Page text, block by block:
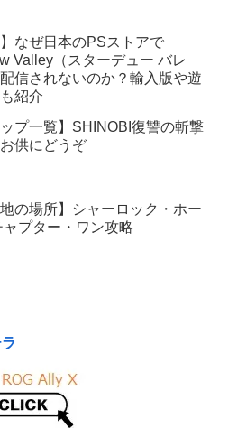
】なぜ日本のPSストアで
Valley（スターデュー バレ
信されないのか？輸入版や遊
紹介
ップ一覧】SHINOBI復讐の斬撃
供にどうぞ
地の場所】シャーロック・ホー
ャプター・ワン攻略